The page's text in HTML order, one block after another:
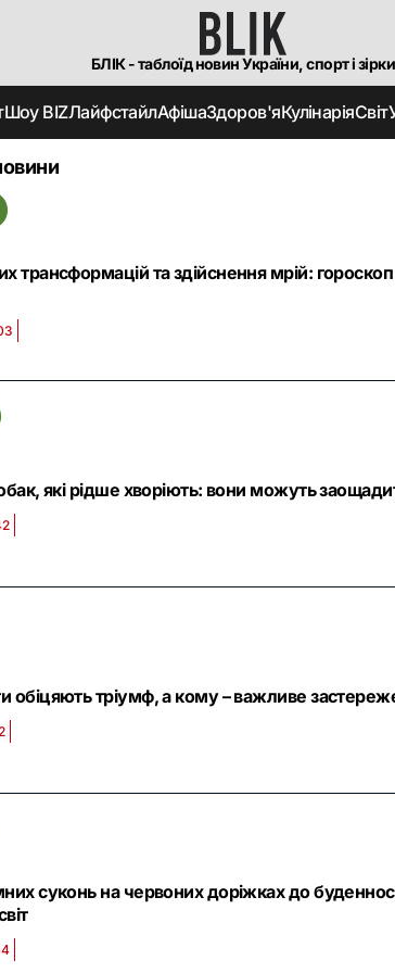
БЛІК - таблоїд новин України, спорт і зірки
Шоу BIZЛайфстайлАфішаЗдоров'яКулінаріяСвіт
трансформацій та здійснення мрій:
які рідше хворіють: вони можуть
обіцяють тріумф, а кому – важливе
суконь на червоних доріжках до